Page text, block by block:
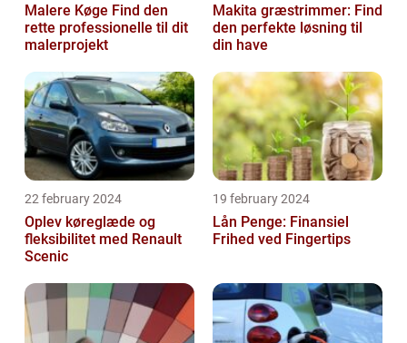
Malere Køge Find den
rette professionelle til dit
malerprojekt
Makita græstrimmer: Find
den perfekte løsning til
din have
22 february 2024
Oplev køreglæde og
fleksibilitet med Renault
Scenic
19 february 2024
Lån Penge: Finansiel
Frihed ved Fingertips